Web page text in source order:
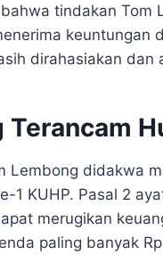
tindakan Tom
dirahasiakan
Terancam
Lembong didakwa
1 KUHP. Pasal 2
merugikan
paling banyak Rp